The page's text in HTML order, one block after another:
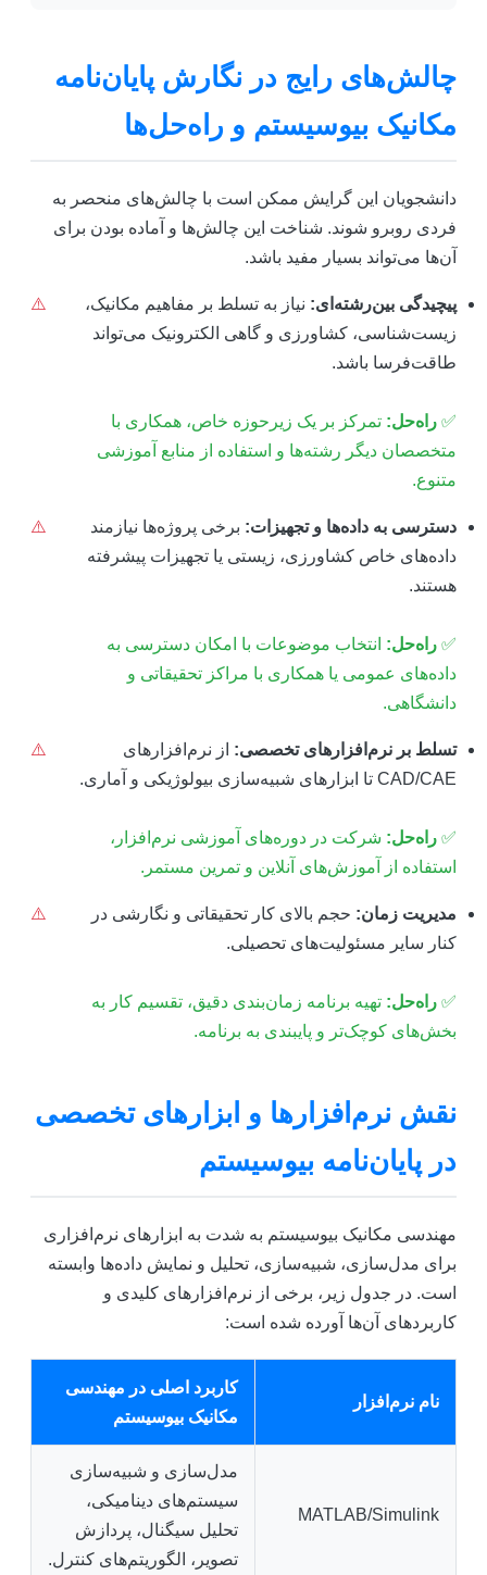
چالش‌های رایج در نگارش پایان‌نامه
مکانیک بیوسیستم و راه‌حل‌ها
دانشجویان این گرایش ممکن است با چالش‌های منحصر به
فردی روبرو شوند. شناخت این چالش‌ها و آماده بودن برای
آن‌ها می‌تواند بسیار مفید باشد.
⚠️ پیچیدگی بین‌رشته‌ای: نیاز به تسلط بر مفاهیم مکانیک،
زیست‌شناسی، کشاورزی و گاهی الکترونیک می‌تواند
طاقت‌فرسا باشد.
✅ راه‌حل: تمرکز بر یک زیرحوزه خاص، همکاری با
متخصصان دیگر رشته‌ها و استفاده از منابع آموزشی
متنوع.
⚠️ دسترسی به داده‌ها و تجهیزات: برخی پروژه‌ها نیازمند
داده‌های خاص کشاورزی، زیستی یا تجهیزات پیشرفته
هستند.
✅ راه‌حل: انتخاب موضوعات با امکان دسترسی به
داده‌های عمومی یا همکاری با مراکز تحقیقاتی و
دانشگاهی.
⚠️ تسلط بر نرم‌افزارهای تخصصی: از نرم‌افزارهای
CAD/CAE تا ابزارهای شبیه‌سازی بیولوژیکی و آماری.
✅ راه‌حل: شرکت در دوره‌های آموزشی نرم‌افزار،
استفاده از آموزش‌های آنلاین و تمرین مستمر.
⚠️ مدیریت زمان: حجم بالای کار تحقیقاتی و نگارشی در
کنار سایر مسئولیت‌های تحصیلی.
✅ راه‌حل: تهیه برنامه زمان‌بندی دقیق، تقسیم کار به
بخش‌های کوچک‌تر و پایبندی به برنامه.
نقش نرم‌افزارها و ابزارهای تخصصی
در پایان‌نامه بیوسیستم
مهندسی مکانیک بیوسیستم به شدت به ابزارهای نرم‌افزاری
برای مدل‌سازی، شبیه‌سازی، تحلیل و نمایش داده‌ها وابسته
است. در جدول زیر، برخی از نرم‌افزارهای کلیدی و
کاربردهای آن‌ها آورده شده است:
نام نرم‌افزار
کاربرد اصلی در مهندسی
مکانیک بیوسیستم
MATLAB/Simulink
مدل‌سازی و شبیه‌سازی
سیستم‌های دینامیکی،
تحلیل سیگنال، پردازش
تصویر، الگوریتم‌های کنترل.